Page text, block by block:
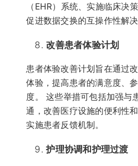
（EHR）系统、实施临床决
促进数据交换的互操作性解决
改善患者体验计划
患者体验改善计划旨在通过
体验，提高患者的满意度、
度。 这些举措可包括加强与
通，改善医疗设施的便利性
实施患者反馈机制。
护理协调和护理过渡